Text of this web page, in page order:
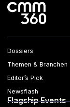
Dossiers
Themen & Branchen
Editor’s Pick
Newsflash
Flagship Events